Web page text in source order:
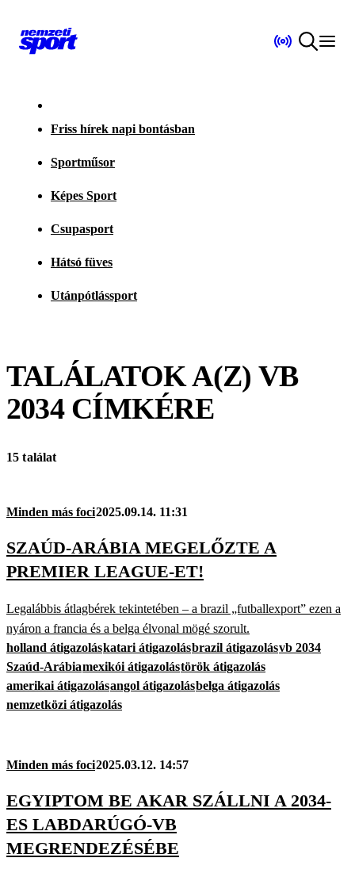
Friss hírek napi bontásban
Sportműsor
Képes Sport
Csupasport
Hátsó füves
Utánpótlássport
TALÁLATOK A(Z) VB
2034CÍMKÉRE
15 találat
Minden más foci2025.09.14. 11:31
SZAÚD-ARÁBIA MEGELŐZTE A
PREMIER LEAGUE-ET!
Legalábbis átlagbérek tekintetében – a brazil „futballexport” ezen a
nyáron a francia és a belga élvonal mögé szorult.
holland átigazoláskatari átigazolásbrazil átigazolásvb 2034
Szaúd-Arábiamexikói átigazolástörök átigazolás
amerikai átigazolásangol átigazolásbelga átigazolás
nemzetközi átigazolás
Minden más foci2025.03.12. 14:57
EGYIPTOM BE AKAR SZÁLLNI A 2034-
ES LABDARÚGÓ-VB
MEGRENDEZÉSÉBE